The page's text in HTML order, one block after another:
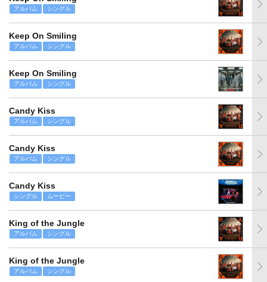
アルバム シングル
Keep On Smiling
アルバム シングル
Keep On Smiling
アルバム シングル
Candy Kiss
アルバム シングル
Candy Kiss
アルバム シングル
Candy Kiss
シングル ムービー
King of the Jungle
アルバム シングル
King of the Jungle
アルバム シングル